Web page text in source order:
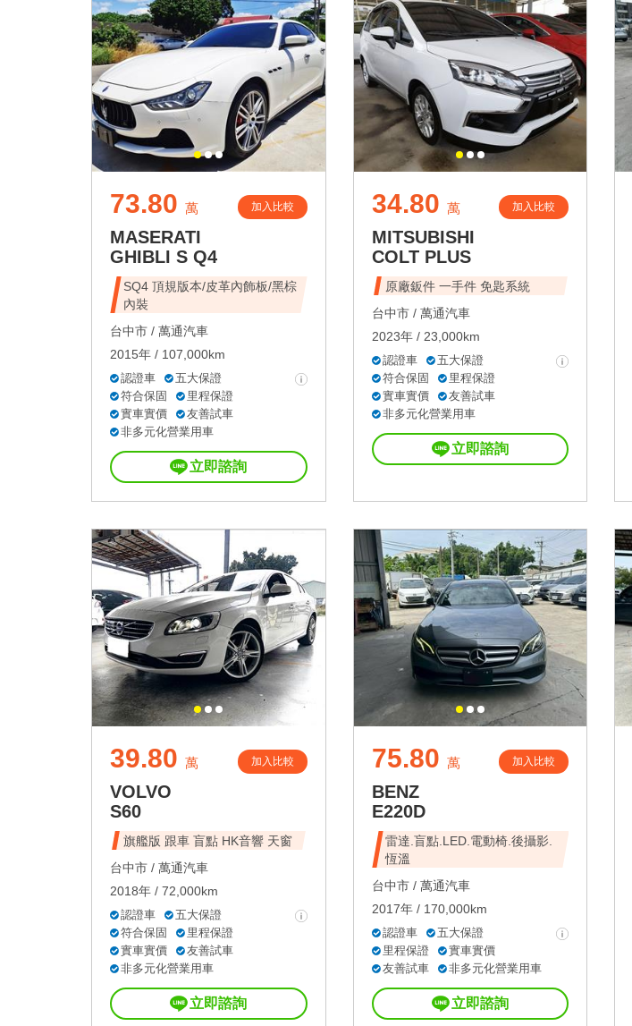
73.80 萬 加入比較
MASERATI
GHIBLI S Q4
SQ4 頂規版本/皮革內飾板/黑棕
內裝
台中市 / 萬通汽車
2015年 / 107,000km
認證車
五大保證
符合保固
里程保證
實車實價
友善試車
非多元化營業用車
立即諮詢
34.80 萬 加入比較
MITSUBISHI
COLT PLUS
原廠鈑件 一手件 免匙系統
台中市 / 萬通汽車
2023年 / 23,000km
認證車
五大保證
符合保固
里程保證
實車實價
友善試車
非多元化營業用車
立即諮詢
39.80 萬 加入比較
VOLVO
S60
旗艦版 跟車 盲點 HK音響 天窗
台中市 / 萬通汽車
2018年 / 72,000km
認證車
五大保證
符合保固
里程保證
實車實價
友善試車
非多元化營業用車
立即諮詢
75.80 萬 加入比較
BENZ
E220D
雷達.盲點.LED.電動椅.後攝影.
恆溫
台中市 / 萬通汽車
2017年 / 170,000km
認證車
五大保證
里程保證
實車實價
友善試車
非多元化營業用車
立即諮詢